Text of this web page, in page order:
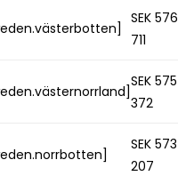
SEK 576
711
SEK 575
372
SEK 573
207